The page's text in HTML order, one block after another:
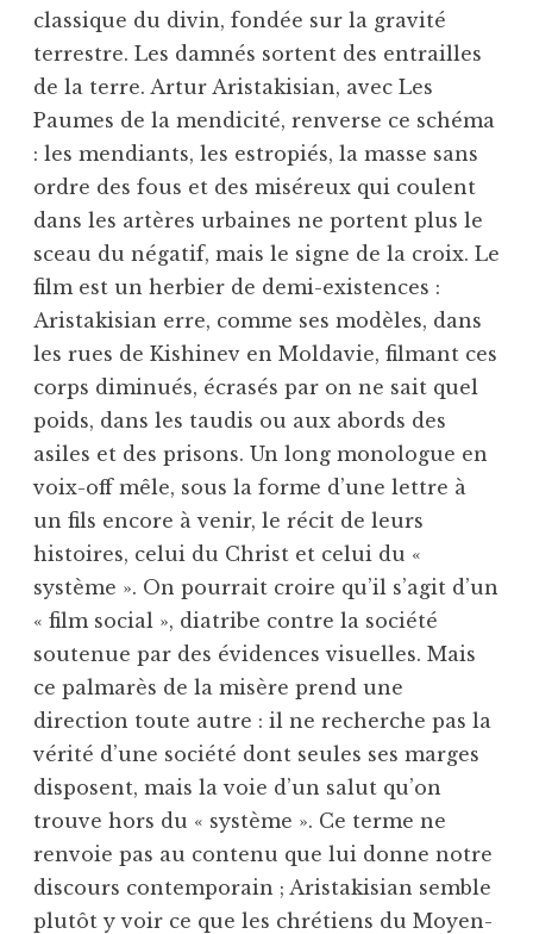
classique du divin, fondée sur la gravité
terrestre. Les damnés sortent des entrailles
de la terre. Artur Aristakisian, avec Les
Paumes de la mendicité, renverse ce schéma
: les mendiants, les estropiés, la masse sans
ordre des fous et des miséreux qui coulent
dans les artères urbaines ne portent plus le
sceau du négatif, mais le signe de la croix. Le
film est un herbier de demi-existences :
Aristakisian erre, comme ses modèles, dans
les rues de Kishinev en Moldavie, filmant ces
corps diminués, écrasés par on ne sait quel
poids, dans les taudis ou aux abords des
asiles et des prisons. Un long monologue en
voix-off mêle, sous la forme d’une lettre à
un fils encore à venir, le récit de leurs
histoires, celui du Christ et celui du «
système ». On pourrait croire qu’il s’agit d’un
« film social », diatribe contre la société
soutenue par des évidences visuelles. Mais
ce palmarès de la misère prend une
direction toute autre : il ne recherche pas la
vérité d’une société dont seules ses marges
disposent, mais la voie d’un salut qu’on
trouve hors du « système ». Ce terme ne
renvoie pas au contenu que lui donne notre
discours contemporain ; Aristakisian semble
plutôt y voir ce que les chrétiens du Moyen-